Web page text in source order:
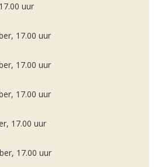
uur
17.00 uur
17.00 uur
17.00 uur
17.00 uur
17.00 uur